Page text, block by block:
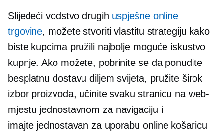
Slijedeći vodstvo drugih uspješne online
trgovine, možete stvoriti vlastitu strategiju kako
biste kupcima pružili najbolje moguće iskustvo
kupnje. Ako možete, pobrinite se da ponudite
besplatnu dostavu diljem svijeta, pružite širok
izbor proizvoda, učinite svaku stranicu na web-
mjestu jednostavnom za navigaciju i
imajte jednostavan za uporabu online košaricu